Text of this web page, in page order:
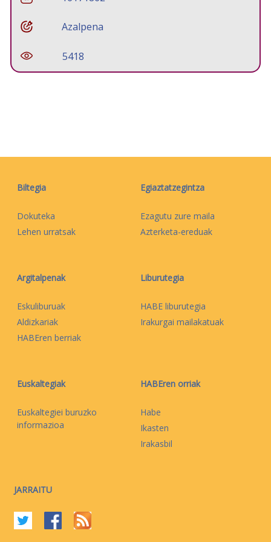
Azalpena
5418
Biltegia
Dokuteka
Lehen urratsak
Egiaztatzegintza
Ezagutu zure maila
Azterketa-ereduak
Argitalpenak
Eskuliburuak
Aldizkariak
HABEren berriak
Liburutegia
HABE liburutegia
Irakurgai mailakatuak
Euskaltegiak
Euskaltegiei buruzko
informazioa
HABEren orriak
Habe
Ikasten
Irakasbil
JARRAITU